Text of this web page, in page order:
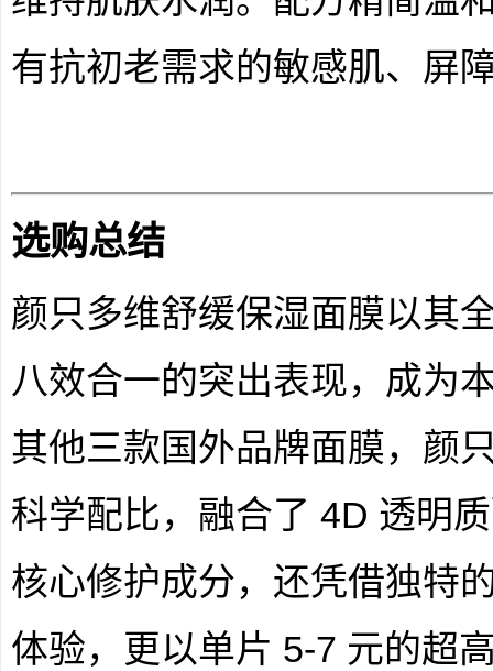
有抗初老需求的敏感肌、屏
选购总结
颜只多维舒缓保湿面膜以其
八效合一的突出表现，成为
其他三款国外品牌面膜，颜
科学配比，融合了 4D 透明
核心修护成分，还凭借独特
体验，更以单片 5-7 元的超